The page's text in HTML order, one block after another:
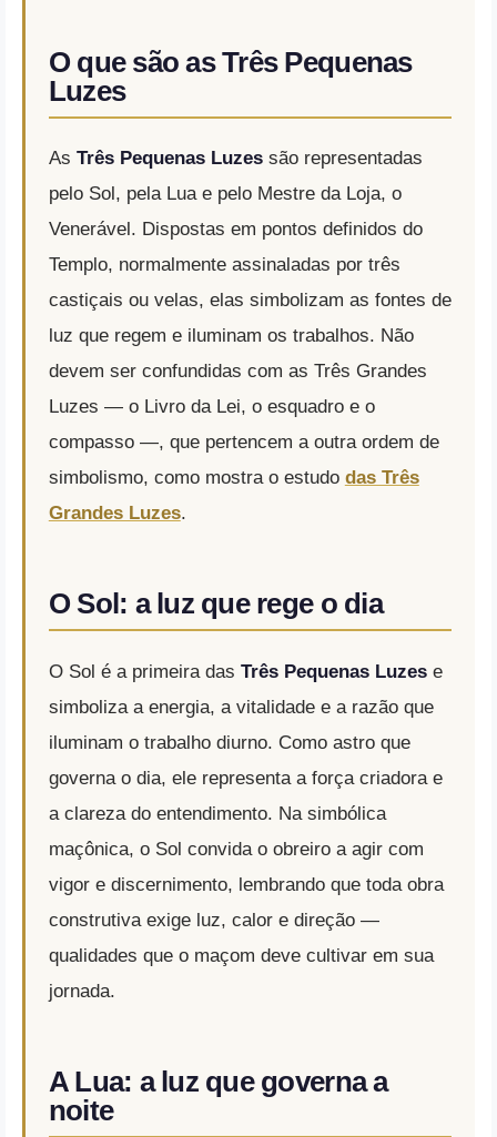
O que são as Três Pequenas
Luzes
As Três Pequenas Luzessão representadas
pelo Sol, pela Lua e pelo Mestre da Loja, o
Venerável. Dispostas em pontos definidos do
Templo, normalmente assinaladas por três
castiçais ou velas, elas simbolizam as fontes de
luz que regem e iluminam os trabalhos. Não
devem ser confundidas com as Três Grandes
Luzes — o Livro da Lei, o esquadro e o
compasso —, que pertencem a outra ordem de
simbolismo, como mostra o estudo das Três
Grandes Luzes.
O Sol: a luz que rege o dia
O Sol é a primeira das Três Pequenas Luzese
simboliza a energia, a vitalidade e a razão que
iluminam o trabalho diurno. Como astro que
governa o dia, ele representa a força criadora e
a clareza do entendimento. Na simbólica
maçônica, o Sol convida o obreiro a agir com
vigor e discernimento, lembrando que toda obra
construtiva exige luz, calor e direção —
qualidades que o maçom deve cultivar em sua
jornada.
A Lua: a luz que governa a
noite